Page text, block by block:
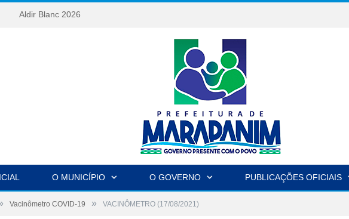
Aldir Blanc 2026
O MUNICÍPIO O GOVERNO PUBLICAÇÕES OFICIAIS
Vacinômetro COVID-19 » VACINÔMETRO (17/08/2021)